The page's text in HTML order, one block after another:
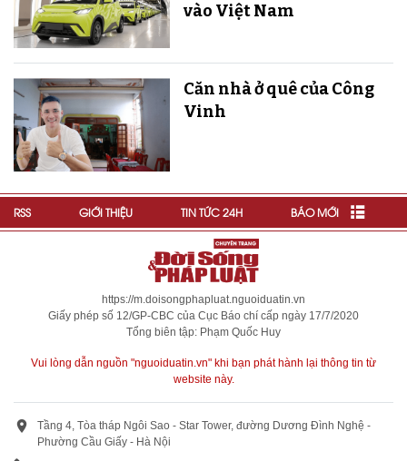
vào Việt Nam
Căn nhà ở quê của Công
Vinh
RSS GIỚI THIỆU TIN TỨC 24H BÁO MỚI
https://m.doisongphapluat.nguoiduatin.vn
Giấy phép số 12/GP-CBC của Cục Báo chí cấp ngày 17/7/2020
Tổng biên tập: Phạm Quốc Huy
Vui lòng dẫn nguồn "nguoiduatin.vn" khi bạn phát hành lại thông tin từ
website này.
Tầng 4, Tòa tháp Ngôi Sao - Star Tower, đường Dương Đình Nghệ -
Phường Cầu Giấy - Hà Nội